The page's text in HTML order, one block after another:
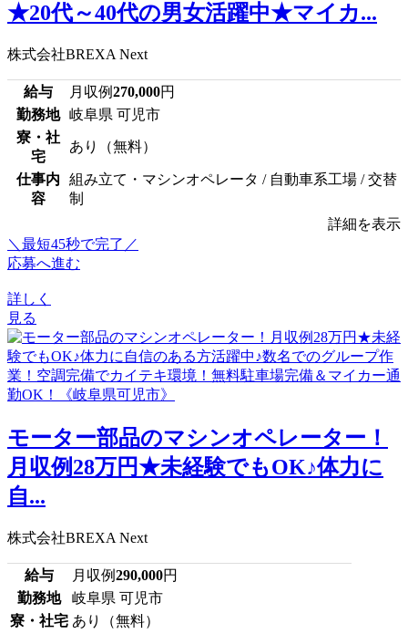
★20代～40代の男女活躍中★マイカ...
株式会社BREXA Next
給与 月収例270,000円
勤務地
岐阜県 可児市
寮・社
宅
あり（無料）
仕事内
容
組み立て・マシンオペレータ / 自動車系工場 / 交替
制
詳細を表示
＼最短45秒で完了／
応募へ進む
詳しく
見る
モーター部品のマシンオペレーター！
月収例28万円★未経験でもOK♪体力に
自...
株式会社BREXA Next
給与 月収例290,000円
勤務地
岐阜県 可児市
寮・社宅 あり（無料）